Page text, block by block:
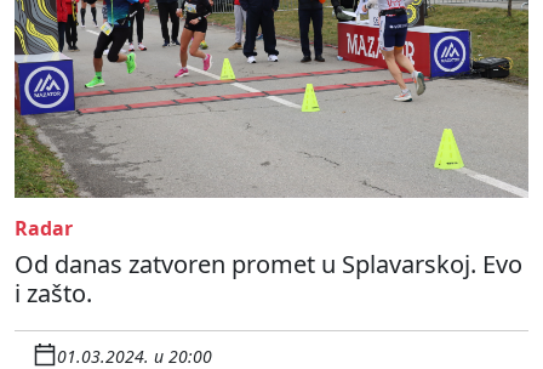
Radar
Od danas zatvoren promet u Splavarskoj. Evo
i zašto.
01.03.2024. u 20:00